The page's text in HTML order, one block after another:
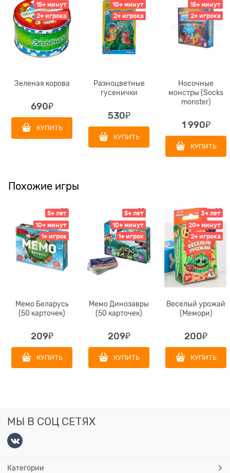
15+ минут
2+ игрока
Зеленая корова
690₽
КУПИТЬ
10+ минут
2+ игрока
Разноцветные
гусенички
530₽
КУПИТЬ
15+ минут
2+ игрока
Носочные
монстры (Socks
monster)
1 990₽
КУПИТЬ
Похожие игры
5+ лет
10+ минут
1+ игрок
Мемо Беларусь
(50 карточек)
209₽
КУПИТЬ
5+ лет
10+ минут
1+ игрок
Мемо Динозавры
(50 карточек)
209₽
КУПИТЬ
3+ лет
20+ минут
2+ игрока
Веселый урожай
(Мемори)
200₽
КУПИТЬ
МЫ В СОЦ СЕТЯХ
Категории